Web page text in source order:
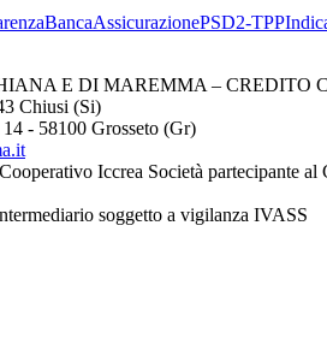
BancaAssicurazionePSD2-TPP
E DI MAREMMA – CREDITO
Chiusi (Si)
- 58100 Grosseto (Gr)
Iccrea Società partecipante
soggetto a vigilanza IVASS